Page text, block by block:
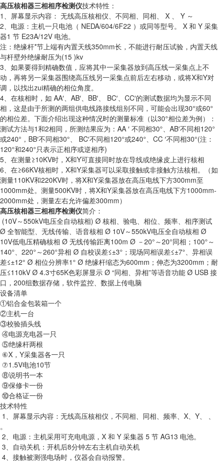
高压核相器三相相序检测仪技术特性：
1、屏幕显示内容： 无线高压核相仪、不同相、同相、 X 、 Y ～
2、电源：主机一只电池（ NEDA/604/6F22 ）或同等型号。 X 和 Y 采集
器1 节 E23A/12V 电池。
注：绝缘杆*节上端有内置天线350mm长，不能进行耐压试验，内置天线
与杆壁外绝缘耐压为(15 )kv
3、如果要得到精确数值，应将其中一采集器放到高压线一采集点上不
动，再将另一采集器围绕高压线另一采集点前后左右移动，或将X和Y对
调，以找出zui精确的相位角度。
4、在核相时，如 AA′、AB′、BB′、 BC′、CC′的测试数据均为显示不同
相，这是由于所测的两组供电线路接线组别不同，可能会出现30°或60°
的相位差。下面介绍出现这种情况时的测量标准（以30°相位差为例）：
测试方法与1和2相同，所测结果应为：AA ′ 不同相30°、AB′不同相120°
或240°，BB′不同相30°、 BC′不同相120°或240°、CC ′不同相30°(注：
120°和240°只表示正相序或逆相序)
5、在测量≥10KV时，X和Y可直接同时放在导线或绝缘皮上进行核相
6、在≥66KV核相时，X和Y采集器可以采取接触或非接触方法核相。（如
测量110KV和220KV时，将X和Y采集器放在高压电线下方300mm至
1000mm处。测量500KV时，将X和Y采集器放在高压电线下方1000mm-
2000mm处，测量左右允许偏差300mm）
高压核相器三相相序检测仪简介：
(10V～550kV电压全自动核相) Ø 核相、验电、相位、频率、相序测试
Ø 全智能型、无线传输、语音核相 Ø 10V～550kV电压全自动核相 Ø
10V低电压精确核相 Ø 无线传输距离100m Ø －20°～20°同相；100°～
140°、220°～260°异相 Ø 自校误差≤±3°；现场同相误差≤±7°、异相误
差≤±12° Ø 相位分辨率1° Ø 绝缘杆缩态为600mm；伸态为3200mm；耐
压≤110kV Ø 4.3寸65K色彩屏显示 Ø “同相、异相”等语音功能 Ø USB 接
口，200组数据存储，软件监控、数据上传电脑
设备清单
①铝合金包装箱一个
②主机一台
③校验插头线
④电源充电器一只
⑤绝缘杆两根
⑥X，Y采集器各一只
⑦1.5V电池10节
⑧说明书一本
⑨保修卡一份
⑩合格证一份
技术特性
1、屏幕显示内容：无线高压核相仪，不同相、同相、频率、X、Y、 、
。
2、电源：主机采用可充电电源，X 和 Y 采集器 5 节 AG13 电池。
3、自动关机：开机后8分钟左右主机自动关机
4、接触被测强电场时，仪器会自动报警。